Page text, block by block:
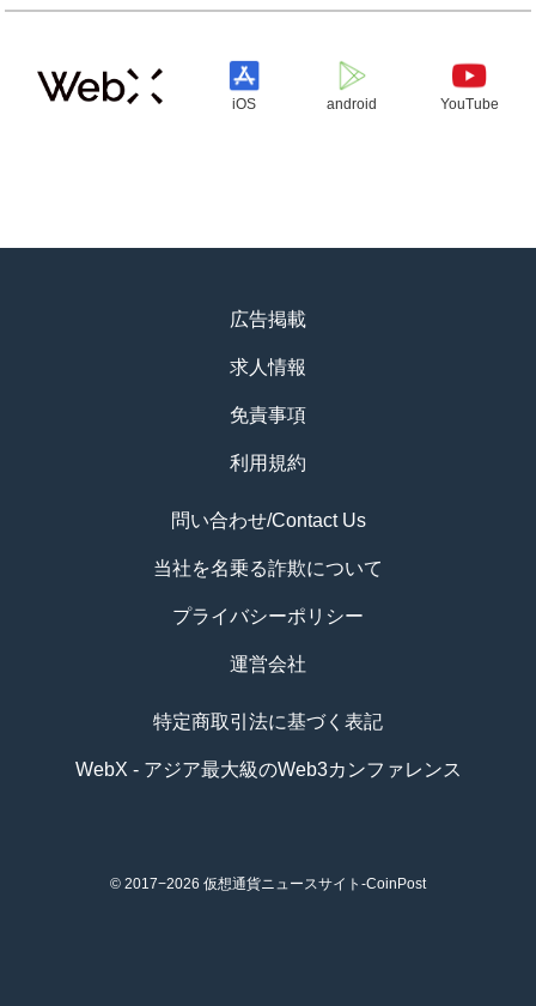
iOS android YouTube
広告掲載
求人情報
免責事項
利用規約
問い合わせ/Contact Us
当社を名乗る詐欺について
プライバシーポリシー
運営会社
特定商取引法に基づく表記
WebX - アジア最大級のWeb3カンファレンス
© 2017−2026 仮想通貨ニュースサイト-CoinPost